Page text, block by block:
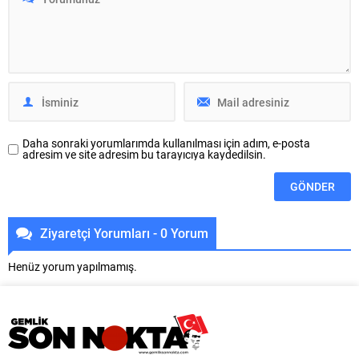
buluşturmaya...
başlattı. Bu çalışmayla yeni
Daha sonraki yorumlarımda kullanılması için adım, e-posta
adresim ve site adresim bu tarayıcıya kaydedilsin.
Ziyaretçi Yorumları - 0 Yorum
Henüz yorum yapılmamış.